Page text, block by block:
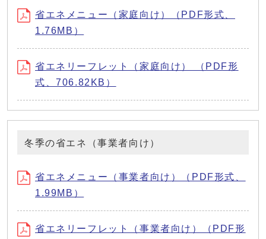
省エネメニュー（家庭向け）（PDF形式、
1.76MB）
省エネリーフレット（家庭向け） （PDF形
式、706.82KB）
冬季の省エネ（事業者向け）
省エネメニュー（事業者向け）（PDF形式、
1.99MB）
省エネリーフレット（事業者向け）（PDF形